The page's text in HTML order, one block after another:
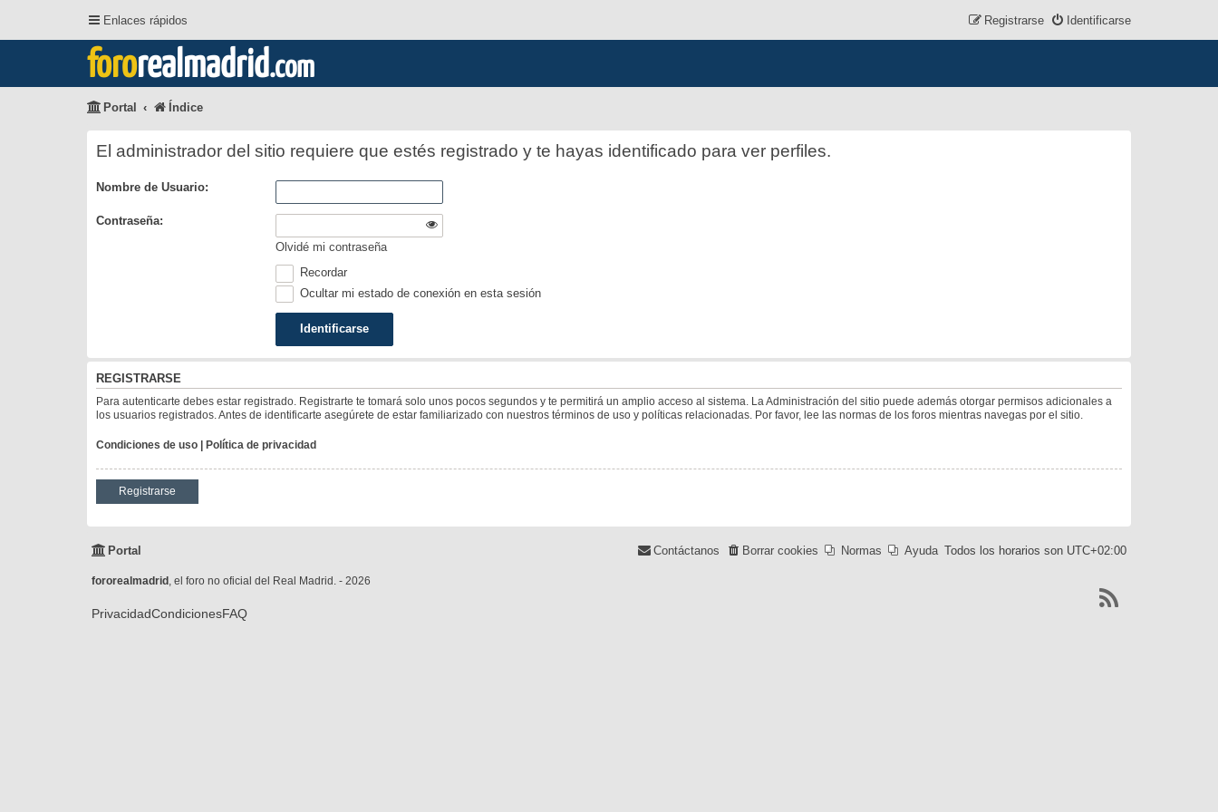
Enlaces rápidos Identificarse
Registrarse
fororealmadrid.com
Portal Índice
El administrador del sitio requiere que estés registrado y te hayas identificado para ver perfiles.
Nombre de Usuario:
Contraseña:
Olvidé mi contraseña
Recordar
Ocultar mi estado de conexión en esta sesión
REGISTRARSE
Para autenticarte debes estar registrado. Registrarte te tomará solo unos pocos segundos y te permitirá un amplio acceso al sistema. La Administración del sitio puede además otorgar permisos adicionales a
los usuarios registrados. Antes de identificarte asegúrete de estar familiarizado con nuestros términos de uso y políticas relacionadas. Por favor, lee las normas de los foros mientras navegas por el sitio.
Condiciones de uso | Política de privacidad
Registrarse
Portal Todos los horarios son UTC+02:00
Ayuda
Normas
Borrar cookies
Contáctanos
fororealmadrid , el foro no oficial del Real Madrid. - 2026
PrivacidadCondicionesFAQ